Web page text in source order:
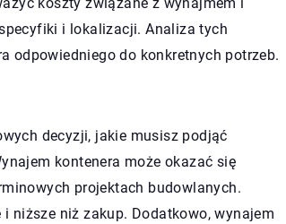
koszty związane z wynajmem i
i lokalizacji. Analiza tych
odpowiedniego do konkretnych potrzeb.
decyzji, jakie musisz podjąć
kontenera może okazać się
projektach budowlanych.
niższe niż zakup. Dodatkowo, wynajem